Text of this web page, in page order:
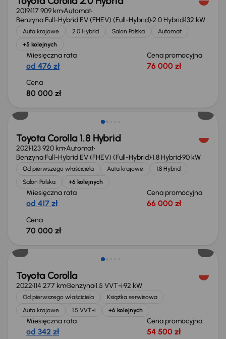
2019117 909 kmAutomat
Benzyna Full-Hybrid EV (FHEV) (Full-Hybrid)2.0 Hybrid132 kW
Auta krajowe 2.0 Hybrid Salon Polska
Automat
+5 kolejnych
Miesięczna rata
od 476 zł
Cena promocyjna
76 000 zł
Cena
80 000 zł
Możliwość odliczenia VAT
Toyota Corolla 1.8 Hybrid
2021123 920 kmAutomat
Benzyna Full-Hybrid EV (FHEV) (Full-Hybrid)1.8 Hybrid90 kW
Od pierwszego właściciela Auta krajowe
1.8 Hybrid
Salon Polska
+6 kolejnych
Miesięczna rata
od 417 zł
Cena promocyjna
66 000 zł
Cena
70 000 zł
Toyota Corolla
2022114 277 kmBenzyna1.5 VVT-i92 kW
Od pierwszego właściciela
Książka serwisowa
Auta krajowe
1.5 VVT-i +6 kolejnych
Miesięczna rata
od 342 zł
Cena promocyjna
54 500 zł